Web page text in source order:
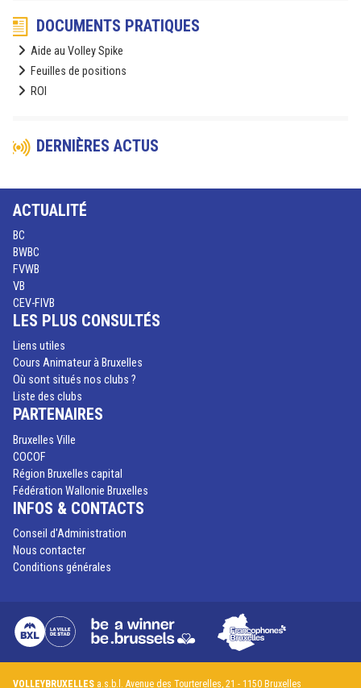
DOCUMENTS PRATIQUES
Aide au Volley Spike
Feuilles de positions
ROI
DERNIÈRES ACTUS
ACTUALITÉ
BC
BWBC
FVWB
VB
CEV-FIVB
LES PLUS CONSULTÉS
Liens utiles
Cours Animateur à Bruxelles
Où sont situés nos clubs ?
Liste des clubs
PARTENAIRES
Bruxelles Ville
COCOF
Région Bruxelles capital
Fédération Wallonie Bruxelles
INFOS & CONTACTS
Conseil d'Administration
Nous contacter
Conditions générales
VOLLEYBRUXELLES a.s.b.l. Avenue des Tourterelles, 21 - 1150 Bruxelles